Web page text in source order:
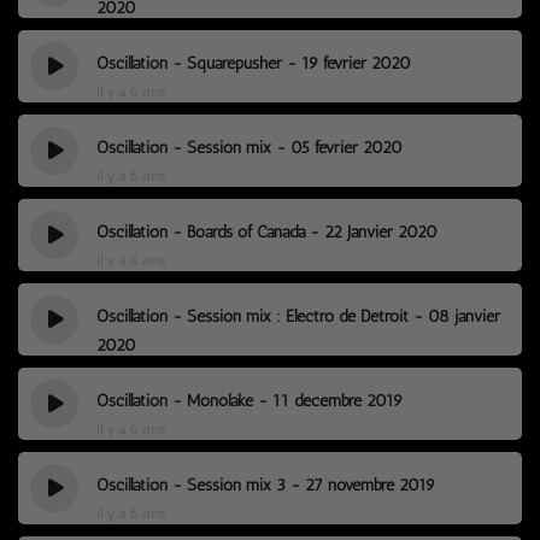
2020
il y a 6 ans
Oscillation - Squarepusher - 19 février 2020
il y a 6 ans
Oscillation - Session mix - 05 février 2020
il y a 6 ans
Oscillation - Boards of Canada - 22 Janvier 2020
il y a 6 ans
Oscillation - Session mix : Electro de Detroit - 08 janvier
2020
il y a 6 ans
Oscillation - Monolake - 11 décembre 2019
il y a 6 ans
Oscillation - Session mix 3 - 27 novembre 2019
il y a 6 ans